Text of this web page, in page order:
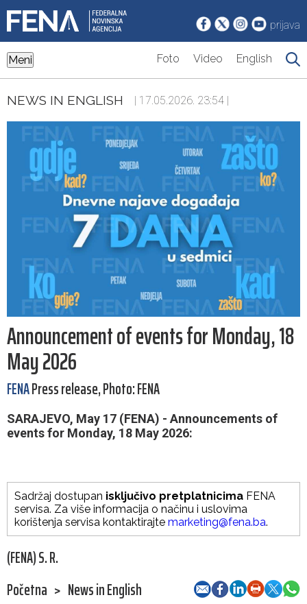
prijava
Meni Foto Video English
NEWS IN ENGLISH | 17.05.2026. 23:54 |
Announcement of events for Monday, 18
May 2026
FENAPress release, Photo: FENA
SARAJEVO, May 17 (FENA) - Announcements of
events for Monday, 18 May 2026:
Sadržaj dostupan isključivo pretplatnicima FENA
servisa. Za više informacija o načinu i uslovima
korištenja servisa kontaktirajte marketing@fena.ba.
(FENA) S. R.
Početna > News in English